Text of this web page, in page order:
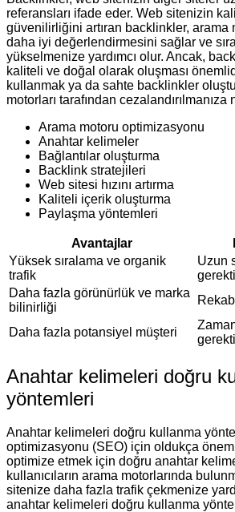
referansları ifade eder. Web sitenizin
güvenilirliğini artıran backlinkler, arama
daha iyi değerlendirmesini sağlar ve
yükselmenize yardımcı olur. Ancak,
kaliteli ve doğal olarak oluşması
kullanmak ya da sahte backlinkler
motorları tarafından
Arama motoru optimizasyonu
Anahtar kelimeler
Bağlantılar oluşturma
Backlink stratejileri
Web sitesi hızını artırma
Kaliteli içerik oluşturma
Paylaşma yöntemleri
Avantajlar
Yüksek sıralama ve organik
trafik
Uzun
Daha fazla görünürlük ve marka
bilinirliği
Daha fazla potansiyel müşteri
Anahtar kelimeleri doğru
yöntemleri
Anahtar kelimeleri doğru kullanma
optimizasyonu (SEO) için oldukça
optimize etmek için doğru anahtar
kullanıcıların arama motorlarında
sitenize daha fazla trafik çekmenize
anahtar kelimeleri doğru kullanma